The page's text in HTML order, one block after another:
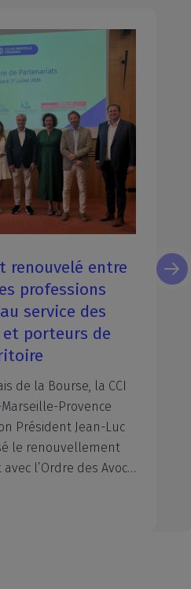
renouvelé entre
professions
service des
porteurs de
de la Bourse, la CCI
Provence
Président Jean-Luc
le renouvellement
de son partenariat avec l’Ordre des Avocats du Barreau d’Aix-en-Provence, représenté par Monsieur le Bâtonnier Xavier PIETRA, l’Ordre des Avocats du Barreau de Marseille, représenté par Maître Marie-Dominique Poinso-Pourtal, Bâtonnière et Maître Jean-Michel Ollier, Vice-Bâtonnier, la Chambre départementale des Notaires des Bouches-du-Rhône, représentée par Maître Alexis Boyer en l'absence de son Président, Maître Jean-Michel Moulin, et le Conseil Régional de l’Ordre des Experts-Comptables Provence-Alpes-Côte d’Azur, représenté par son Président, Nicolas Férand. À travers la signature de ces conventions, la CCIAMP et l’interprofession du droit et du chiffre réaffirment leur volonté commune de mobiliser leurs expertises respectives au profit des entrepreneurs et des dirigeants d'entreprise du territoire.